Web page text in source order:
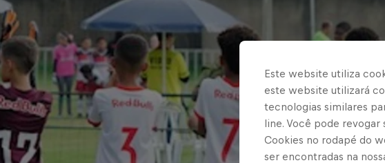
Este website utiliza
este website utilizará
tecnologias similares
line. Você pode
Cookies no rodapé do
ser encontradas na